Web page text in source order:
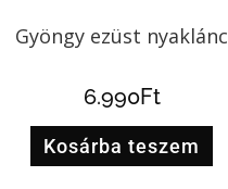
Gyöngy ezüst nyaklánc
6.990Ft
Kosárba teszem